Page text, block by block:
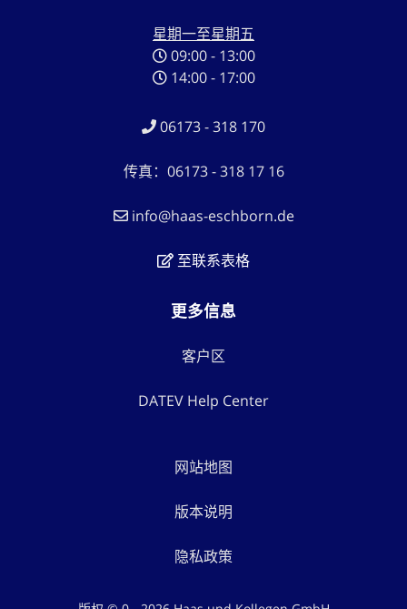
星期一至星期五
09:00 - 13:00
14:00 - 17:00
06173 - 318 170
传真：06173 - 318 17 16
info@haas-eschborn.de
至联系表格
更多信息
客户区
DATEV Help Center
网站地图
版本说明
隐私政策